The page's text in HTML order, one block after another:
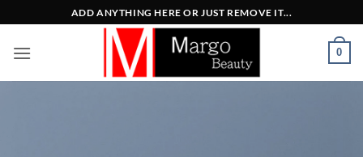
στο
περιεχόμενο
ADD ANYTHING HERE OR JUST REMOVE IT...
0